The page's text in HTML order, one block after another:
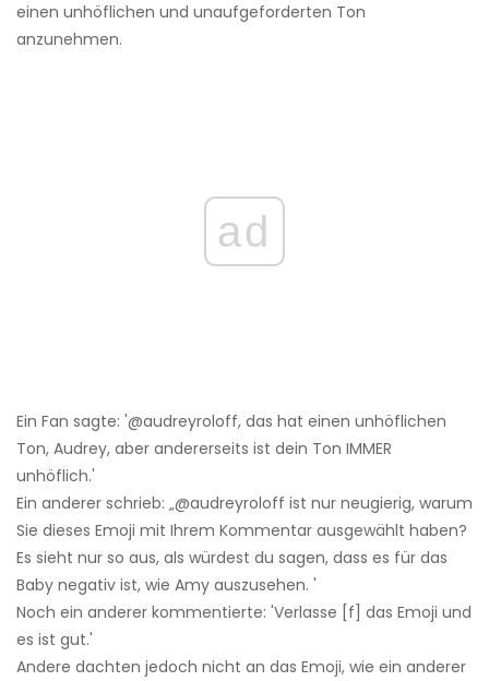
einen unhöflichen und unaufgeforderten Ton
anzunehmen.
ad
Ein Fan sagte: '@audreyroloff, das hat einen unhöflichen
Ton, Audrey, aber andererseits ist dein Ton IMMER
unhöflich.'
Ein anderer schrieb: „@audreyroloff ist nur neugierig, warum
Sie dieses Emoji mit Ihrem Kommentar ausgewählt haben?
Es sieht nur so aus, als würdest du sagen, dass es für das
Baby negativ ist, wie Amy auszusehen. '
Noch ein anderer kommentierte: 'Verlasse [f] das Emoji und
es ist gut.'
Andere dachten jedoch nicht an das Emoji, wie ein anderer